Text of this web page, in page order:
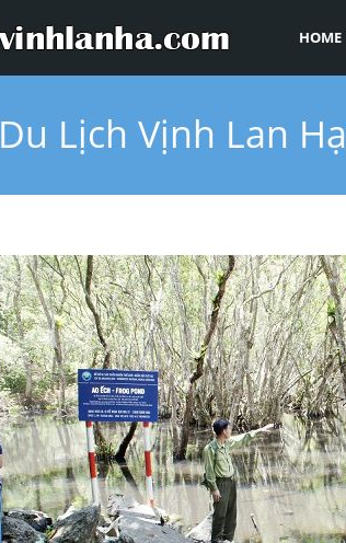
HOME
Du Lịch Vịnh Lan Hạ